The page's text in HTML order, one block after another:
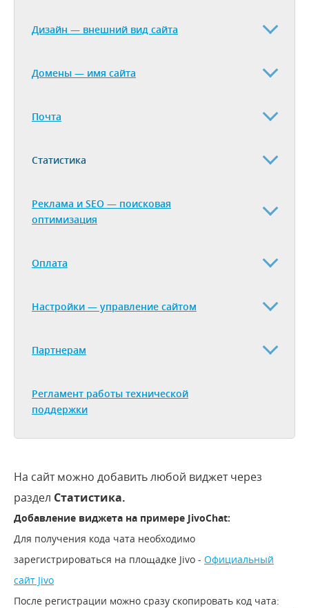
Дизайн — внешний вид сайта
Домены — имя сайта
Почта
Статистика
Реклама и SEO — поисковая
оптимизация
Оплата
Настройки — управление сайтом
Партнерам
Регламент работы технической
поддержки
На сайт можно добавить любой виджет через
раздел Статистика.
Добавление виджета на примере JivoChat:
Для получения кода чата необходимо
зарегистрироваться на площадке Jivo - Официальный
сайт Jivo
После регистрации можно сразу скопировать код чата: